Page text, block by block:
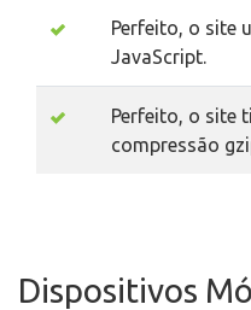
Perfeito, o site
JavaScript.
Perfeito, o site
compressão
Dispositivos